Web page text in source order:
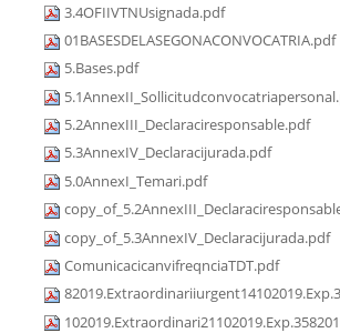
3.4OFIIVTNUsignada.pdf
01BASESDELASEGONACONVOCATRIA.pdf
5.Bases.pdf
5.2AnnexIII_Declaraciresponsable.pdf
5.3AnnexIV_Declaracijurada.pdf
5.0AnnexI_Temari.pdf
copy_of_5.3AnnexIV_Declaracijurada.pdf
ComunicacicanvifreqnciaTDT.pdf